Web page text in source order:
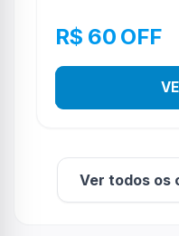
R$ 60 OFF
Ver todos os